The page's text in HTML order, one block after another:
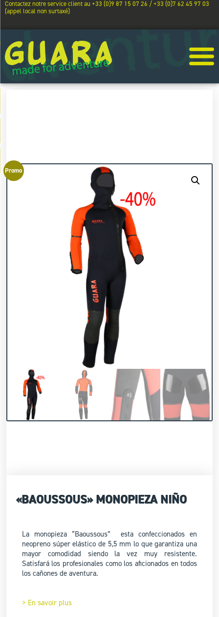
Contactez notre service client au +33 (0)9 87 15 07 26 / +33 (0)7 62 45 97 03
(appel local non surtaxé)
Promo
«BAOUSSOUS» MONOPIEZA NIÑO
La monopieza “Baoussous” esta confeccionados en
neopreno súper elástico de 5,5 mm lo que garantiza una
mayor comodidad siendo la vez muy resistente.
Satisfará los profesionales como los aficionados en todos
los cañones de aventura.
> En savoir plus